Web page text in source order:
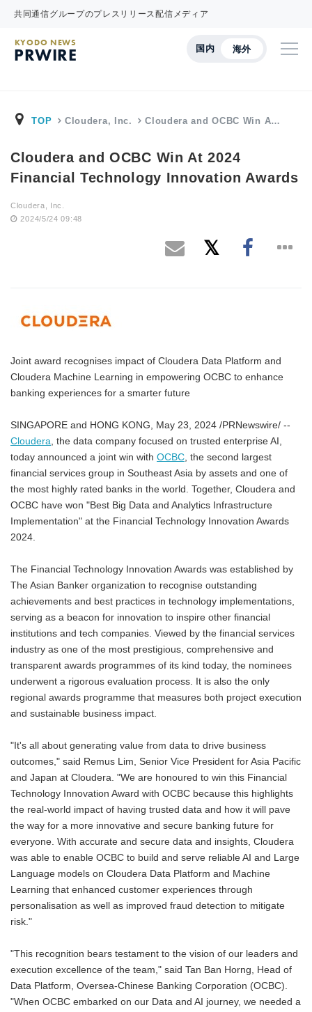
共同通信グループのプレスリリース配信メディア
国内 海外
KYODO NEWS
PRWIRE
TOP Cloudera, Inc. Cloudera and OCBC Win A…
Cloudera and OCBC Win At 2024
Financial Technology Innovation Awards
Cloudera, Inc.
2024/5/24 09:48
Joint award recognises impact of Cloudera Data Platform and
Cloudera Machine Learning in empowering OCBC to enhance
banking experiences for a smarter future
SINGAPORE and HONG KONG, May 23, 2024 /PRNewswire/ --
Cloudera, the data company focused on trusted enterprise AI,
today announced a joint win with OCBC, the second largest
financial services group in Southeast Asia by assets and one of
the most highly rated banks in the world. Together, Cloudera and
OCBC have won "Best Big Data and Analytics Infrastructure
Implementation" at the Financial Technology Innovation Awards
2024.
The Financial Technology Innovation Awards was established by
The Asian Banker organization to recognise outstanding
achievements and best practices in technology implementations,
serving as a beacon for innovation to inspire other financial
institutions and tech companies. Viewed by the financial services
industry as one of the most prestigious, comprehensive and
transparent awards programmes of its kind today, the nominees
underwent a rigorous evaluation process. It is also the only
regional awards programme that measures both project execution
and sustainable business impact.
"It's all about generating value from data to drive business
outcomes," said Remus Lim, Senior Vice President for Asia Pacific
and Japan at Cloudera. "We are honoured to win this Financial
Technology Innovation Award with OCBC because this highlights
the real-world impact of having trusted data and how it will pave
the way for a more innovative and secure banking future for
everyone. With accurate and secure data and insights, Cloudera
was able to enable OCBC to build and serve reliable AI and Large
Language models on Cloudera Data Platform and Machine
Learning that enhanced customer experiences through
personalisation as well as improved fraud detection to mitigate
risk."
"This recognition bears testament to the vision of our leaders and
execution excellence of the team," said Tan Ban Horng, Head of
Data Platform, Oversea-Chinese Banking Corporation (OCBC).
"When OCBC embarked on our Data and AI journey, we needed a